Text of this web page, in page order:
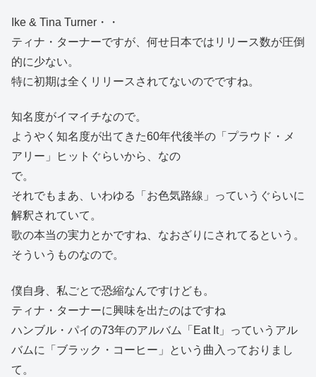
Ike & Tina Turner・・
ティナ・ターナーですが、何せ日本ではリリース数が圧倒
的に少ない。
特に初期は全くリリースされてないのでですね。
知名度がイマイチなので。
ようやく知名度が出てきた60年代後半の「プラウド・メ
アリー」ヒットぐらいから、なの
で。
それでもまあ、いわゆる「お色気路線」っていうぐらいに
解釈されていて。
歌の本当の実力とかですね、なおざりにされてるという。
そういうものなので。
僕自身、私ごとで恐縮なんですけども。
ティナ・ターナーに興味を出たのはですね
ハンブル・パイの73年のアルバム「Eat It」っていうアル
バムに「ブラック・コーヒー」という曲入っておりまし
て。